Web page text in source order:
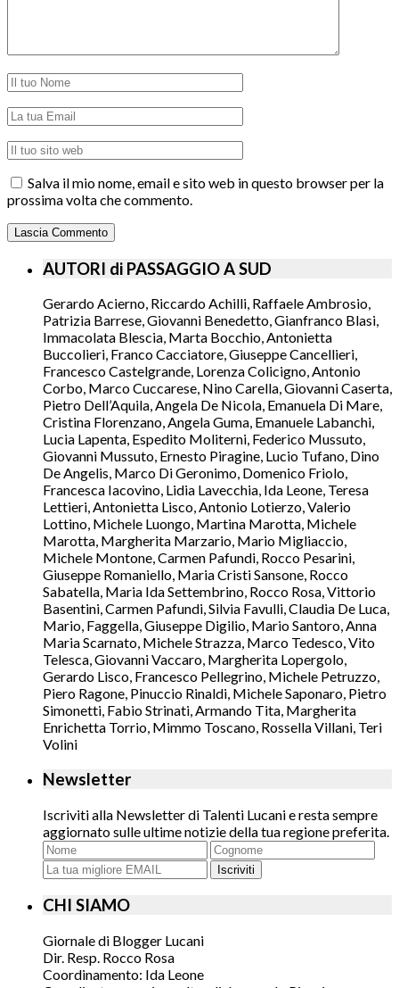
Salva il mio nome, email e sito web in questo browser per la
prossima volta che commento.
AUTORI di PASSAGGIO A SUD
Gerardo Acierno, Riccardo Achilli, Raffaele Ambrosio,
Patrizia Barrese, Giovanni Benedetto, Gianfranco Blasi,
Immacolata Blescia, Marta Bocchio, Antonietta
Buccolieri, Franco Cacciatore, Giuseppe Cancellieri,
Francesco Castelgrande, Lorenza Colicigno, Antonio
Corbo, Marco Cuccarese, Nino Carella, Giovanni Caserta,
Pietro Dell’Aquila, Angela De Nicola, Emanuela Di Mare,
Cristina Florenzano, Angela Guma, Emanuele Labanchi,
Lucia Lapenta, Espedito Moliterni, Federico Mussuto,
Giovanni Mussuto, Ernesto Piragine, Lucio Tufano, Dino
De Angelis, Marco Di Geronimo, Domenico Friolo,
Francesca Iacovino, Lidia Lavecchia, Ida Leone, Teresa
Lettieri, Antonietta Lisco, Antonio Lotierzo, Valerio
Lottino, Michele Luongo, Martina Marotta, Michele
Marotta, Margherita Marzario, Mario Migliaccio,
Michele Montone, Carmen Pafundi, Rocco Pesarini,
Giuseppe Romaniello, Maria Cristi Sansone, Rocco
Sabatella, Maria Ida Settembrino, Rocco Rosa, Vittorio
Basentini, Carmen Pafundi, Silvia Favulli, Claudia De Luca,
Mario, Faggella, Giuseppe Digilio, Mario Santoro, Anna
Maria Scarnato, Michele Strazza, Marco Tedesco, Vito
Telesca, Giovanni Vaccaro, Margherita Lopergolo,
Gerardo Lisco, Francesco Pellegrino, Michele Petruzzo,
Piero Ragone, Pinuccio Rinaldi, Michele Saponaro, Pietro
Simonetti, Fabio Strinati, Armando Tita, Margherita
Enrichetta Torrio, Mimmo Toscano, Rossella Villani, Teri
Volini
Newsletter
Iscriviti alla Newsletter di Talenti Lucani e resta sempre
aggiornato sulle ultime notizie della tua regione preferita.
Iscriviti
CHI SIAMO
Giornale di Blogger Lucani
Dir. Resp. Rocco Rosa
Coordinamento: Ida Leone